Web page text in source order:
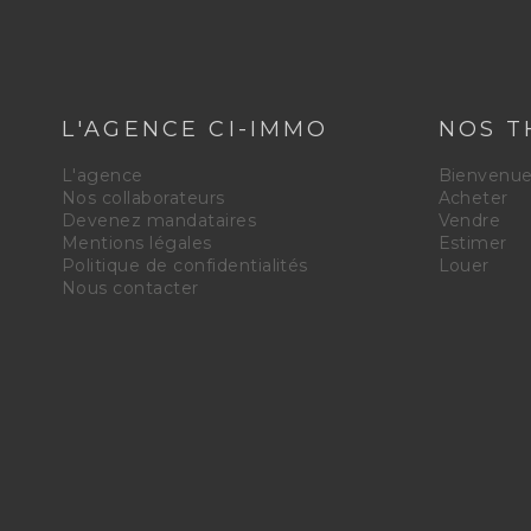
L'AGENCE CI-IMMO
L'agence
Nos collaborateurs
Devenez mandataires
Mentions légales
Politique de confidentialités
Nous contacter
NOS
Acheter
Vendre
Estimer
Louer